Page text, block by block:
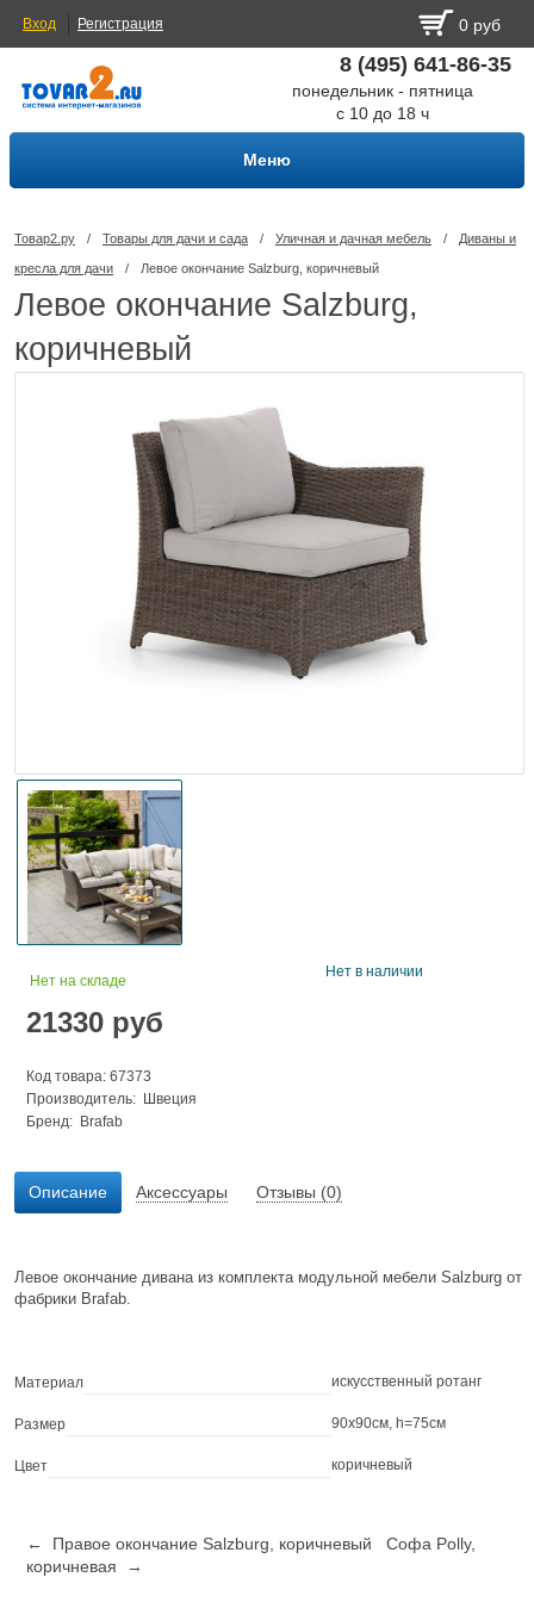
Вход Регистрация 0 руб
8 (495) 641-86-35
понедельник - пятница
с 10 до 18 ч
Меню
Товар2.ру / Товары для дачи и сада / Уличная и дачная мебель / Диваны и
кресла для дачи / Левое окончание Salzburg, коричневый
Левое окончание Salzburg,
коричневый
Нет на складе
21330 руб
Код товара: 67373
Производитель: Швеция
Бренд: Brafab
Нет в наличии
Описание Аксессуары Отзывы (0)
Левое окончание дивана из комплекта модульной мебели Salzburg от
фабрики Brafab.
Материал искусственный ротанг
Размер 90х90см, h=75см
Цвет коричневый
← Правое окончание Salzburg, коричневый
Софа Polly,
коричневая →